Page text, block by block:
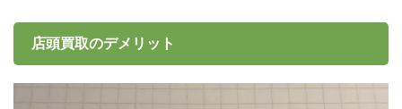
店頭買取のデメリット